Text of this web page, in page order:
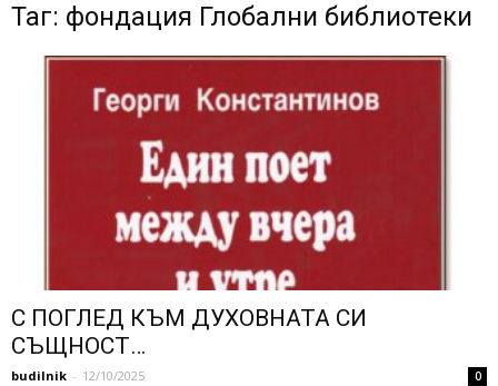
Таг: фондация Глобални библиотеки
С ПОГЛЕД КЪМ ДУХОВНАТА СИ
СЪЩНОСТ…
budilnik - 12/10/2025 0